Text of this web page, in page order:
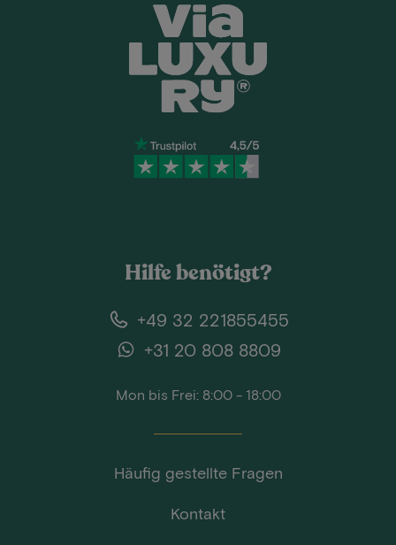
Hilfe benötigt?
+49 32 221855455
+31 20 808 8809
Mon bis Frei: 8:00 - 18:00
Häufig gestellte Fragen
Kontakt